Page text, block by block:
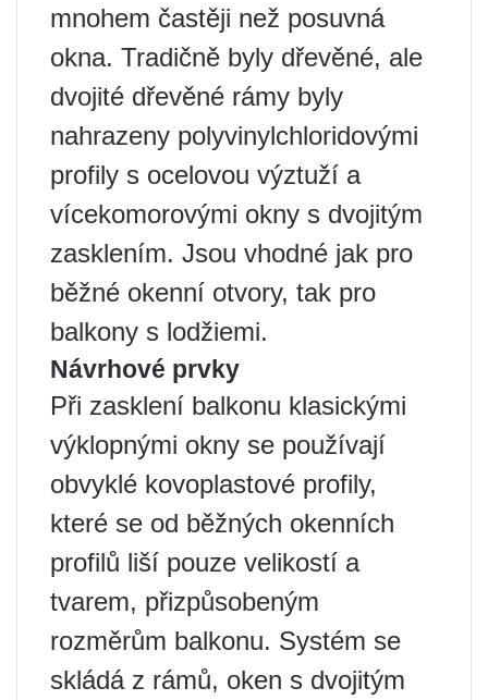
mnohem častěji než posuvná
okna. Tradičně byly dřevěné, ale
dvojité dřevěné rámy byly
nahrazeny polyvinylchloridovými
profily s ocelovou výztuží a
vícekomorovými okny s dvojitým
zasklením. Jsou vhodné jak pro
běžné okenní otvory, tak pro
balkony s lodžiemi.
Návrhové prvky
Při zasklení balkonu klasickými
výklopnými okny se používají
obvyklé kovoplastové profily,
které se od běžných okenních
profilů liší pouze velikostí a
tvarem, přizpůsobeným
rozměrům balkonu. Systém se
skládá z rámů, oken s dvojitým